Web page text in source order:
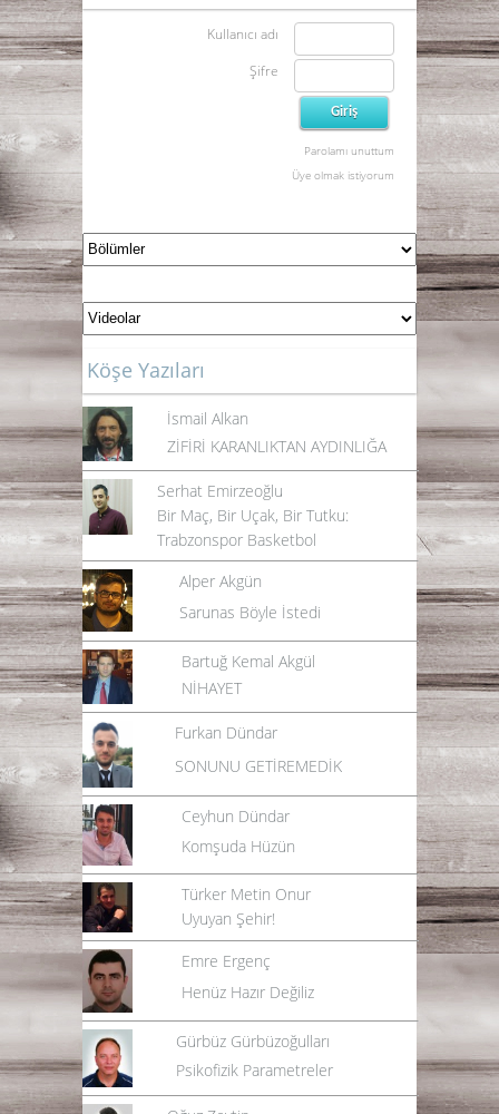
Kullanıcı adı
Şifre
Parolamı unuttum
Üye olmak istiyorum
Köşe Yazıları
İsmail Alkan
ZİFİRİ KARANLIKTAN AYDINLIĞA
Serhat Emirzeoğlu
Bir Maç, Bir Uçak, Bir Tutku:
Trabzonspor Basketbol
Alper Akgün
Sarunas Böyle İstedi
Bartuğ Kemal Akgül
NİHAYET
Furkan Dündar
SONUNU GETİREMEDİK
Ceyhun Dündar
Komşuda Hüzün
Türker Metin Onur
Uyuyan Şehir!
Emre Ergenç
Henüz Hazır Değiliz
Gürbüz Gürbüzoğulları
Psikofizik Parametreler